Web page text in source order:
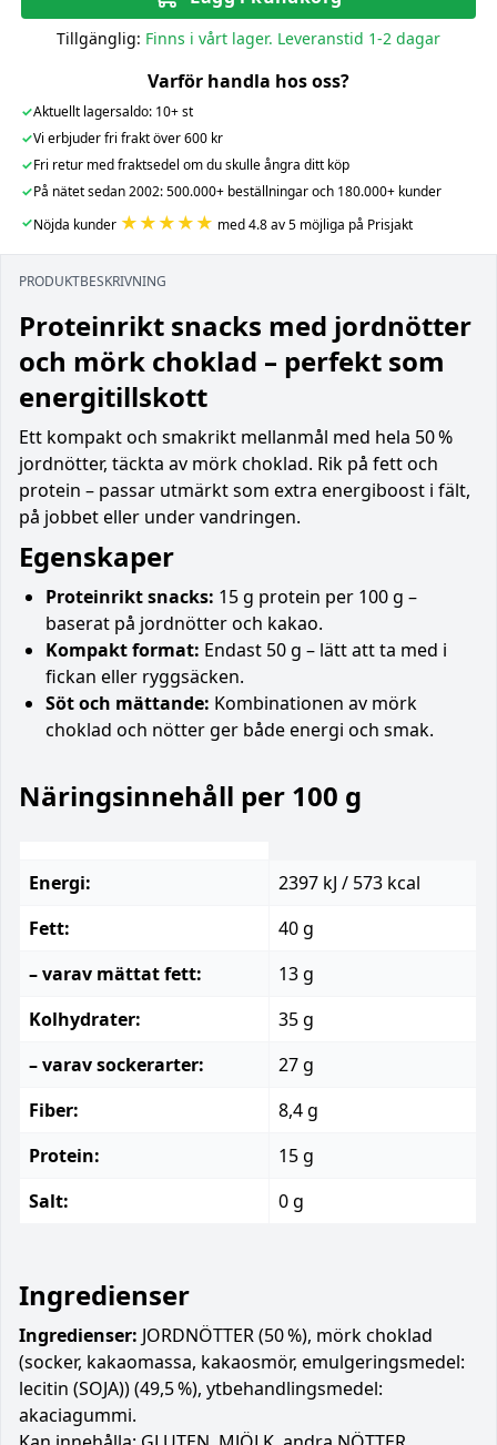
Tillgänglig: Finns i vårt lager. Leveranstid 1-2 dagar
Varför handla hos oss?
✓Aktuellt lagersaldo: 10+ st
✓Vi erbjuder fri frakt över 600 kr
✓Fri retur med fraktsedel om du skulle ångra ditt köp
✓På nätet sedan 2002: 500.000+ beställningar och 180.000+ kunder
✓Nöjda kunder ★★★★★ med 4.8 av 5 möjliga på Prisjakt
PRODUKTBESKRIVNING
Proteinrikt snacks med jordnötter
och mörk choklad – perfekt som
energitillskott
Ett kompakt och smakrikt mellanmål med hela 50 %
jordnötter, täckta av mörk choklad. Rik på fett och
protein – passar utmärkt som extra energiboost i fält,
på jobbet eller under vandringen.
Egenskaper
Proteinrikt snacks: 15 g protein per 100 g –
baserat på jordnötter och kakao.
Kompakt format: Endast 50 g – lätt att ta med i
fickan eller ryggsäcken.
Söt och mättande: Kombinationen av mörk
choklad och nötter ger både energi och smak.
Näringsinnehåll per 100 g
Energi:
2397 kJ / 573 kcal
Fett:
40 g
– varav mättat fett:
13 g
Kolhydrater:
35 g
– varav sockerarter:
27 g
Fiber:
8,4 g
Protein:
15 g
Salt:
0 g
Ingredienser
Ingredienser: JORDNÖTTER (50 %), mörk choklad
(socker, kakaomassa, kakaosmör, emulgeringsmedel:
lecitin (SOJA)) (49,5 %), ytbehandlingsmedel:
akaciagummi.